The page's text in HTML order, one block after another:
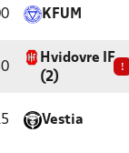
KFUM
Hvidovre IF
(2)
!
Vestia